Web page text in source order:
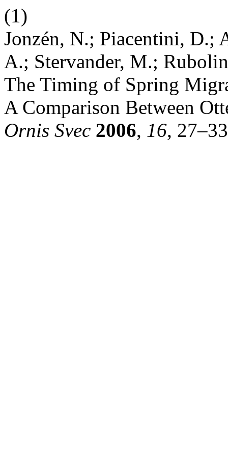
(1)
Jonzén, N.; Piacentini, D.;
A.; Stervander, M.;
The Timing of Spring
A Comparison Between
Ornis Svec 2006, 16,